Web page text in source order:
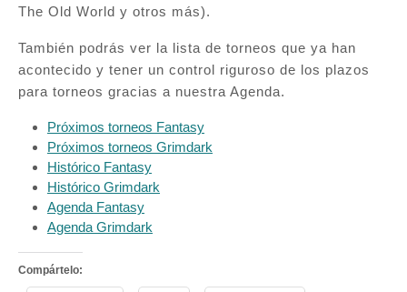
The Old World y otros más).
También podrás ver la lista de torneos que ya han
acontecido y tener un control riguroso de los plazos
para torneos gracias a nuestra Agenda.
Próximos torneos Fantasy
Próximos torneos Grimdark
Histórico Fantasy
Histórico Grimdark
Agenda Fantasy
Agenda Grimdark
Compártelo: